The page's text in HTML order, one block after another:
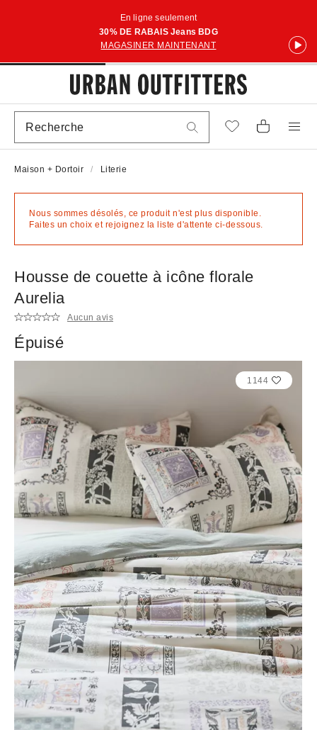
En ligne seulement
30% DE RABAIS Jeans BDG
MAGASINER MAINTENANT
Maison + Dortoir Literie
Nous sommes désolés, ce produit n'est plus disponible.
Faites un choix et rejoignez la liste d'attente ci-dessous.
Housse de couette à icône florale
Aurelia
Aucun avis
Épuisé
1144